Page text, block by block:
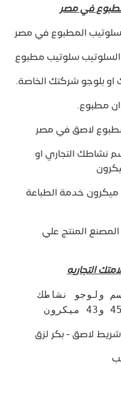
في مصر
المطبوع في مصر
سلوتيب مطبوع
بلوجو شركتك الخاصة.
مطبوع.
لاصق في مصر
نشاطك التجاري او
اقوي سلوتيب مطبوع للمصانع 50 ميكرون خدمة الطباعة
المنتج علي
التجاريه
ولوجو نشاطك
لاصق - بكر لزق